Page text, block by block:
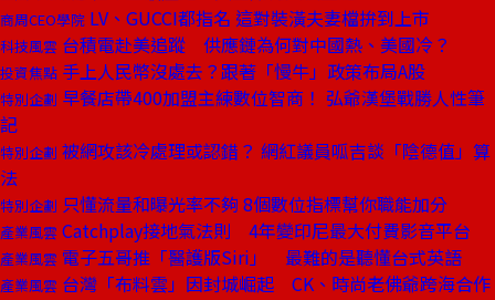
商周CEO學院 LV、GUCCI都指名 這對裝潢夫妻檔拚到上市
科技風雲 台積電赴美追蹤 供應鏈為何對中國熱、美國冷？
投資焦點 手上人民幣沒處去？跟著「慢牛」政策布局A股
特別企劃 早餐店帶400加盟主練數位智商！ 弘爺漢堡戰勝人性筆
記
特別企劃 被網攻該冷處理或認錯？ 網紅議員呱吉談「陰德值」算
法
特別企劃 只懂流量和曝光率不夠 8個數位指標幫你職能加分
產業風雲 Catchplay接地氣法則 4年變印尼最大付費影音平台
產業風雲 電子五哥推「醫護版Siri」 最難的是聽懂台式英語
產業風雲 台灣「布料雲」因封城崛起 CK、時尚老佛爺跨海合作